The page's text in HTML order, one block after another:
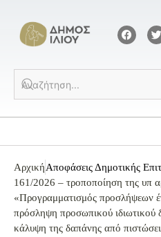
ΑρχικήΑποφάσεις Δημοτικής
161/2026 – τροποποίηση της υπ
«Προγραμματισμός προσλήψεων
πρόσληψη προσωπικού ιδιωτικού
κάλυψη της δαπάνης από